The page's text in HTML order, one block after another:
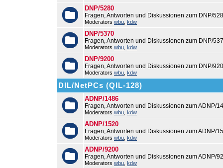
DNP/5280
Fragen, Antworten und Diskussionen zum DNP/
Moderators wbu kdw
DNP/5370
Fragen, Antworten und Diskussionen zum DNP/
Moderators wbu kdw
DNP/9200
Fragen, Antworten und Diskussionen zum DNP/
Moderators wbu kdw
DIL/NetPCs (QIL-128)
ADNP/1486
Fragen, Antworten und Diskussionen zum ADNP/
Moderators wbu kdw
ADNP/1520
Fragen, Antworten und Diskussionen zum ADNP/
Moderators wbu kdw
ADNP/9200
Fragen, Antworten und Diskussionen zum ADNP/
Moderators wbu kdw